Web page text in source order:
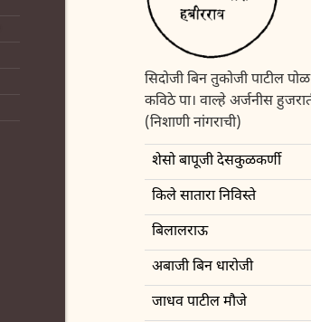
सिदोजी बिन तुकोजी पाटील
कविठे पा। वाल्हे अर्जनीस
(निशाणी नांगराची)
शेसो बापूजी देसकुळकर्णी
किले सातारा निविस्ते
बिलालराऊ
अबाजी बिन धारोजी
जाधव पाटील मौजे